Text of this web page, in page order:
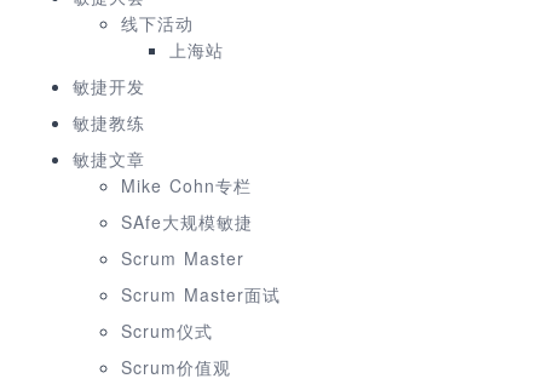
线下活动
上海站
敏捷开发
敏捷教练
敏捷文章
Mike Cohn专栏
SAfe大规模敏捷
Scrum Master
Scrum Master面试
Scrum仪式
Scrum价值观